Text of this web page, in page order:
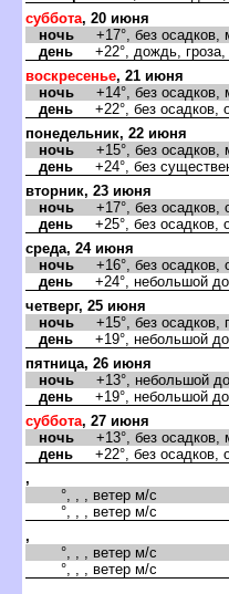
суббота, 20 июня
ночь +17°, без осадков,
день +22°, дождь, гроза,
оскресенье, 21 июня
ночь +14°, без осадков,
день +22°, без осадков,
понедельник, 22 июня
ночь +15°, без осадков,
день +24°, без
торник, 23 июня
ночь +17°, без осадков,
день +25°, без осадков,
среда, 24 июня
ночь +16°, без осадков,
день +24°, небольшой
четверг, 25 июня
ночь +15°, без осадков,
день +19°, небольшой
пятница, 26 июня
ночь +13°, небольшой
день +19°, небольшой
суббота, 27 июня
ночь +13°, без осадков,
день +22°, без осадков,
,
°, , , ветер м/с
°, , , ветер м/с
,
°, , , ветер м/с
°, , , ветер м/с